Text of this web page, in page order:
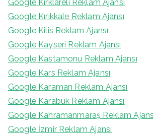
Google Kırklareli Reklam Ajansı
Google Kırıkkale Reklam Ajansı
Google Kilis Reklam Ajansı
Google Kayseri Reklam Ajansı
Google Kastamonu Reklam Ajansı
Google Kars Reklam Ajansı
Google Karaman Reklam Ajansı
Google Karabük Reklam Ajansı
Google Kahramanmaraş Reklam
Google İzmir Reklam Ajansı